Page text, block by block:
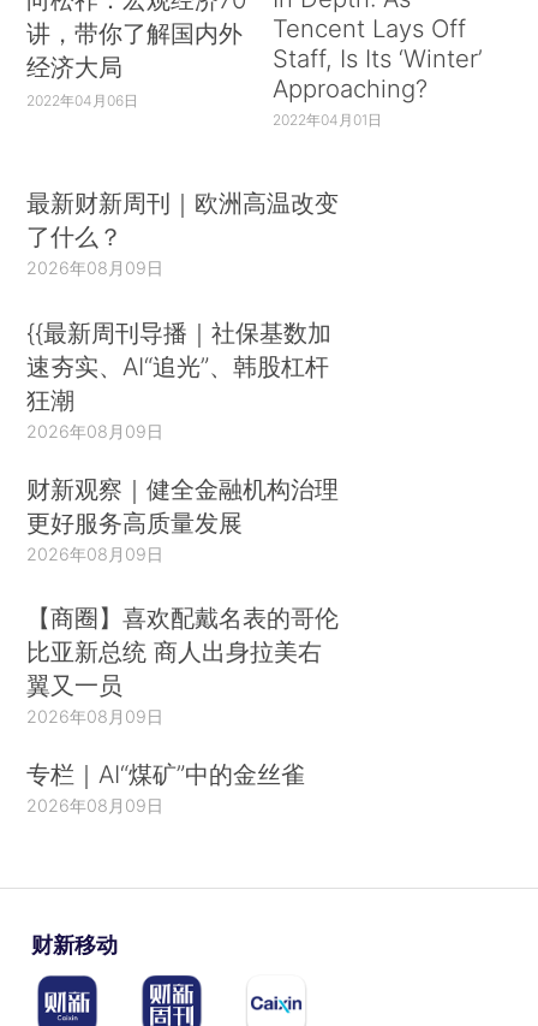
讲，带你了解国内外
经济大局
2022年04月06日
Tencent Lays Off
Staff, Is Its ‘Winter’
Approaching?
2022年04月01日
最新财新周刊｜欧洲高温改变
了什么？
2026年08月09日
{{最新周刊导播｜社保基数加
速夯实、AI“追光”、韩股杠杆
狂潮
2026年08月09日
财新观察｜健全金融机构治理
更好服务高质量发展
2026年08月09日
【商圈】喜欢配戴名表的哥伦
比亚新总统 商人出身拉美右
翼又一员
2026年08月09日
专栏｜AI“煤矿”中的金丝雀
2026年08月09日
财新移动